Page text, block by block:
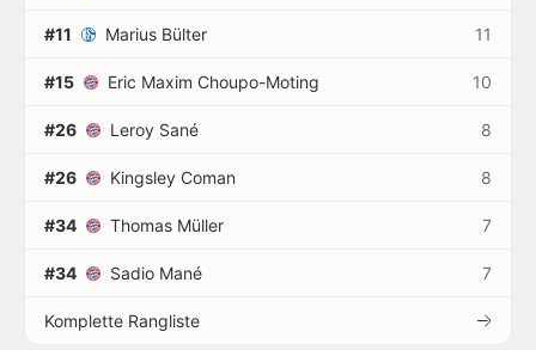
#11 Marius Bülter 11
#15 Eric Maxim Choupo-Moting 10
#26 Leroy Sané 8
#26 Kingsley Coman 8
#34 Thomas Müller 7
#34 Sadio Mané 7
Komplette Rangliste